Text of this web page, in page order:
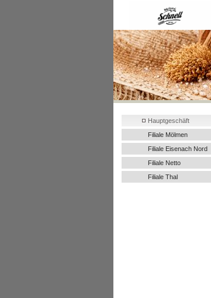
Hauptgeschäft
Filiale Mölmen
Filiale Eisenach Nord
Filiale Netto
Filiale Thal